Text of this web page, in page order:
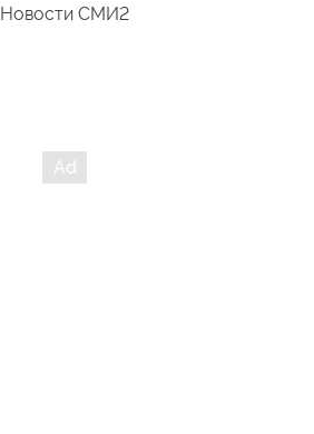
Новости СМИ2